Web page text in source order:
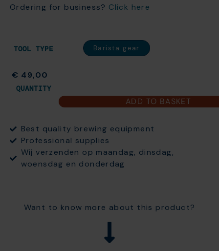
Ordering for business? Click here
TOOL TYPE Barista gear
€ 49,00
QUANTITY
ADD TO BASKET
Best quality brewing equipment
Professional supplies
Wij verzenden op maandag, dinsdag,
woensdag en donderdag
Want to know more about this product?